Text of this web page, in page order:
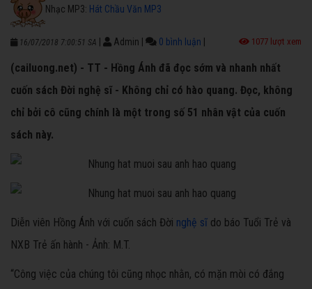
Nhạc MP3: Hát Chầu Văn MP3
16/07/2018 7:00:51 SA Admin 0 bình luận 1077 lượt xem
(cailuong.net) - TT - Hồng Ánh đã đọc sớm và nhanh nhất
cuốn sách Đời nghệ sĩ - Không chỉ có hào quang. Đọc, không
chỉ bởi cô cũng chính là một trong số 51 nhân vật của cuốn
sách này.
Diễn viên Hồng Ánh với cuốn sách Đời nghệ sĩ do báo Tuổi Trẻ và
NXB Trẻ ấn hành - Ảnh: M.T.
“Công việc của chúng tôi cũng nhọc nhằn, có mặn mòi có đắng